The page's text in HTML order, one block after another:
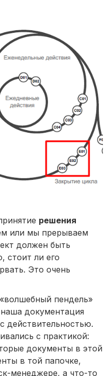
решения
или мы прерываем
должен быть
стоит ли его
Это очень
пендель»
документация
действительностью.
с практикой:
документы в этой
в той папочке,
менеджере, а что-то